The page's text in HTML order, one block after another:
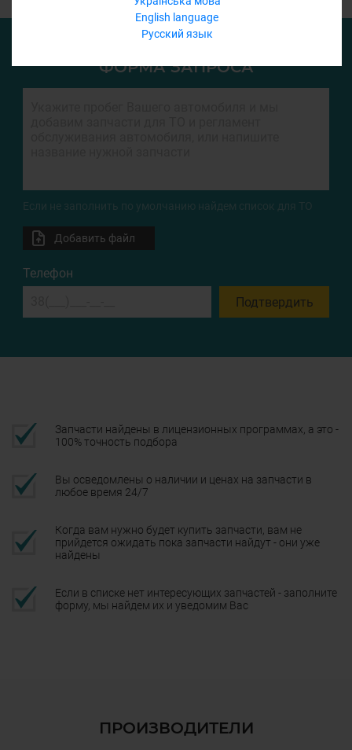
English language
Русский язык
ФОРМА ЗАПРОСА
Если не заполнить по умолчанию найдем список для ТО
Добавить файл
Телефон
Подтвердить
Запчасти найдены в лицензионных программах, а это -
100% точность подбора
Вы осведомлены о наличии и ценах на запчасти в
любое время 24/7
Когда вам нужно будет купить запчасти, вам не
прийдется ожидать пока запчасти найдут - они уже
найдены
Если в списке нет интересующих запчастей - заполните
форму, мы найдем их и уведомим Вас
ПРОИЗВОДИТЕЛИ